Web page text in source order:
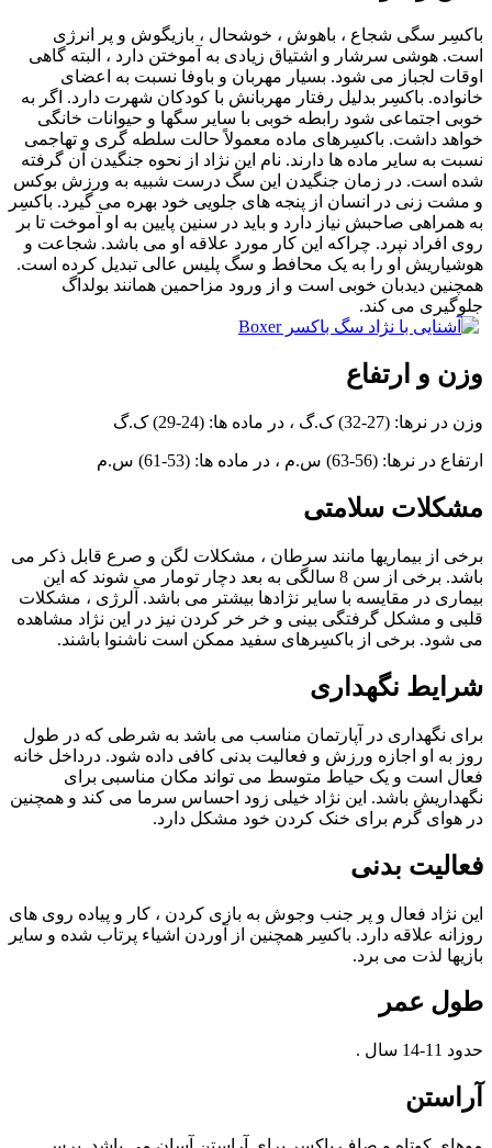
باکسِر سگی شجاع ، باهوش ، خوشحال ، بازیگوش و پر انرژی
است. هوشی سرشار و اشتیاق زیادی به آموختن دارد ، البته گاهی
اوقات لجباز می شود. بسیار مهربان و باوفا نسبت به اعضای
خانواده. باکسِر بدلیل رفتار مهربانش با کودکان شهرت دارد. اگر به
خوبی اجتماعی شود رابطه خوبی با سایر سگها و حیوانات خانگی
خواهد داشت. باکسِرهای ماده معمولاً حالت سلطه گری و تهاجمی
نسبت به سایر ماده ها دارند. نام این نژاد از نحوه جنگیدن آن گرفته
شده است. در زمان جنگیدن این سگ درست شبیه به ورزش بوکس
و مشت زنی در انسان از پنجه های جلویی خود بهره می گیرد. باکسِر
به همراهی صاحبش نیاز دارد و باید در سنین پایین به او آموخت تا بر
روی افراد نپرد. چراکه این کار مورد علاقه او می باشد. شجاعت و
هوشیاریش او را به یک محافط و سگ پلیس عالی تبدیل کرده است.
همچنین دیدبان خوبی است و از ورود مزاحمین همانند بولداگ
جلوگیری می کند.
وزن و ارتفاع
وزن در نرها: (27-32) ک.گ ، در ماده ها: (24-29) ک.گ
ارتفاع در نرها: (56-63) س.م ، در ماده ها: (53-61) س.م
مشکلات سلامتی
برخی از بیماریها مانند سرطان ، مشکلات لگن و صرع قابل ذکر می
باشد. برخی از سن 8 سالگی به بعد دچار تومار می شوند که این
بیماری در مقایسه با سایر نژادها بیشتر می باشد. آلرژی ، مشکلات
قلبی و مشکل گرفتگی بینی و خر خر کردن نیز در این نژاد مشاهده
می شود. برخی از باکسِرهای سفید ممکن است ناشنوا باشند.
شرایط نگهداری
برای نگهداری در آپارتمان مناسب می باشد به شرطی که در طول
روز به او اجازه ورزش و فعالیت بدنی کافی داده شود. درداخل خانه
فعال است و یک حیاط متوسط می تواند مکان مناسبی برای
نگهداریش باشد. این نژاد خیلی زود احساس سرما می کند و همچنین
در هوای گرم برای خنک کردن خود مشکل دارد.
فعالیت بدنی
این نژاد فعال و پر جنب وجوش به بازی کردن ، کار و پیاده روی های
روزانه علاقه دارد. باکسِر همچنین از آوردن اشیاء پرتاب شده و سایر
بازیها لذت می برد.
طول عمر
حدود 11-14 سال .
آراستن